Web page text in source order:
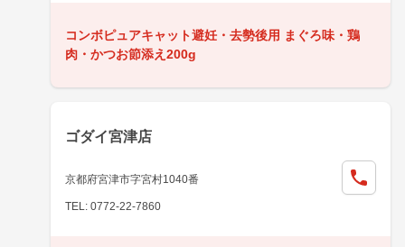
コンボピュアキャット避妊・去勢後用 まぐろ味・鶏
肉・かつお節添え200g
ゴダイ宮津店
京都府宮津市字宮村1040番
TEL: 0772-22-7860